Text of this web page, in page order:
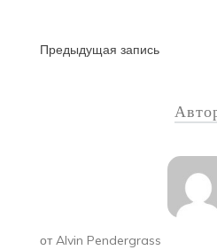
Навигация
Предыдущая запись
от Alvin Pendergrass